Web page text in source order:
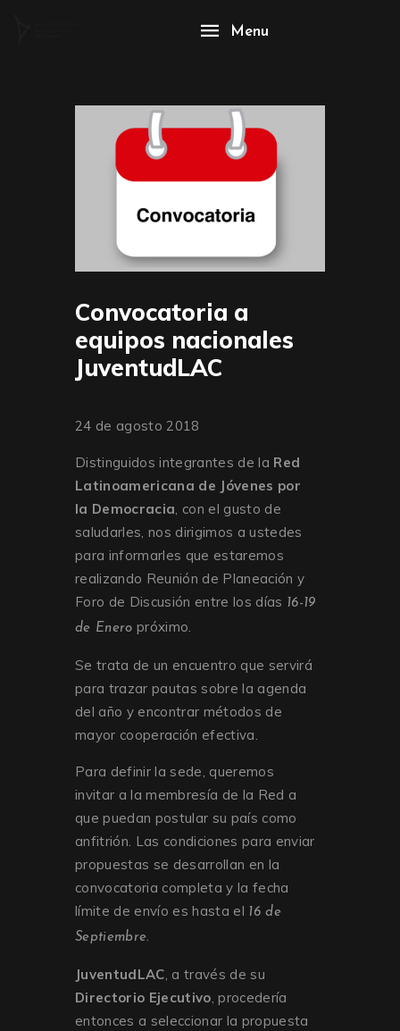
Menu
Convocatoria a
equipos nacionales
JuventudLAC
24 de agosto 2018
Distinguidos integrantes de la Red
Latinoamericana de Jóvenes por
la Democracia, con el gusto de
saludarles, nos dirigimos a ustedes
para informarles que estaremos
realizando Reunión de Planeación y
Foro de Discusión entre los días 16-19
de Enero próximo.
Se trata de un encuentro que servirá
para trazar pautas sobre la agenda
del año y encontrar métodos de
mayor cooperación efectiva.
Para definir la sede, queremos
invitar a la membresía de la Red a
que puedan postular su país como
anfitrión. Las condiciones para enviar
propuestas se desarrollan en la
convocatoria completa y la fecha
límite de envío es hasta el 16 de
Septiembre.
JuventudLAC, a través de su
Directorio Ejecutivo, procedería
entonces a seleccionar la propuesta